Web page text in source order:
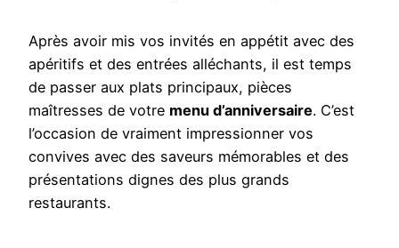
Après avoir mis vos invités en appétit avec des
apéritifs et des entrées alléchants, il est temps
de passer aux plats principaux, pièces
maîtresses de votre menu d’anniversaire. C’est
l’occasion de vraiment impressionner vos
convives avec des saveurs mémorables et des
présentations dignes des plus grands
restaurants.